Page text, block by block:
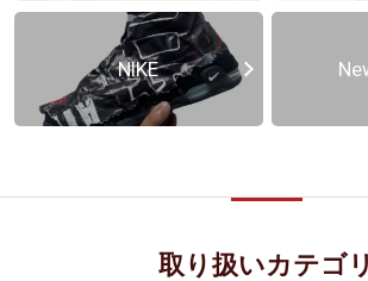
NIKE
取り扱いカテゴリ